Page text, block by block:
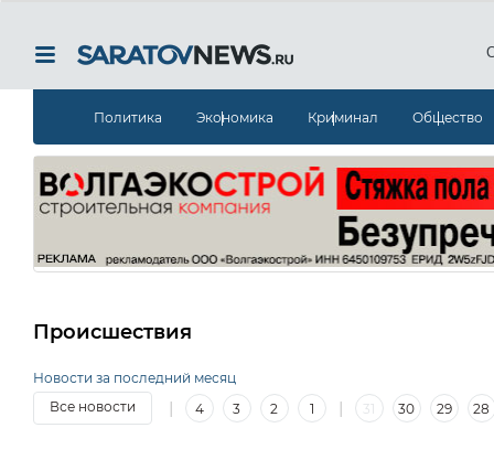
Политика Экономика Криминал Общество
Происшествия
Новости за последний месяц
Все новости
| 4 3 2 1 | 31 30 29 28